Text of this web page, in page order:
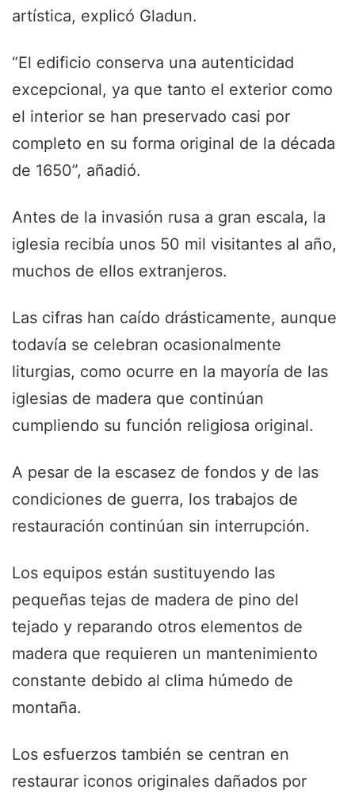
artística, explicó Gladun.
“El edificio conserva una autenticidad
excepcional, ya que tanto el exterior como
el interior se han preservado casi por
completo en su forma original de la década
de 1650”, añadió.
Antes de la invasión rusa a gran escala, la
iglesia recibía unos 50 mil visitantes al año,
muchos de ellos extranjeros.
Las cifras han caído drásticamente, aunque
todavía se celebran ocasionalmente
liturgias, como ocurre en la mayoría de las
iglesias de madera que continúan
cumpliendo su función religiosa original.
A pesar de la escasez de fondos y de las
condiciones de guerra, los trabajos de
restauración continúan sin interrupción.
Los equipos están sustituyendo las
pequeñas tejas de madera de pino del
tejado y reparando otros elementos de
madera que requieren un mantenimiento
constante debido al clima húmedo de
montaña.
Los esfuerzos también se centran en
restaurar iconos originales dañados por